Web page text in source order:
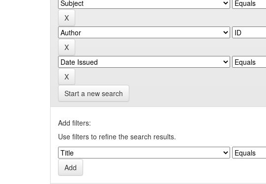
Start a new search
Add filters:
Use filters to refine the search results.